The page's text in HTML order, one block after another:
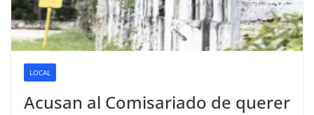
LOCAL
Acusan al Comisariado de querer